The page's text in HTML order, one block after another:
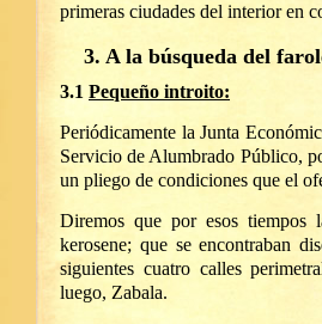
primeras ciudades del interior en
3. A la búsqueda del
3.1 Pequeño introito:
Periódicamente la Junta
Servicio de Alumbrado Público,
un pliego de condiciones que el
Diremos que por esos tiempos
kerosene; que se encontraban
siguientes cuatro calles
luego, Zabala.